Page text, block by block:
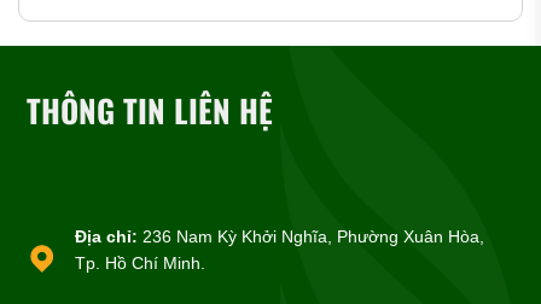
THÔNG TIN LIÊN HỆ
Địa chỉ: 236 Nam Kỳ Khởi Nghĩa, Phường Xuân Hòa,
Tp. Hồ Chí Minh.